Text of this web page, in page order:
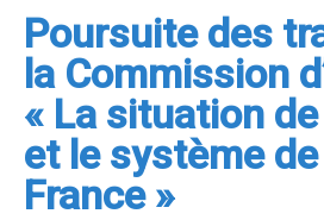
Poursuite des
la Commission
« La situation de
et le système
France »